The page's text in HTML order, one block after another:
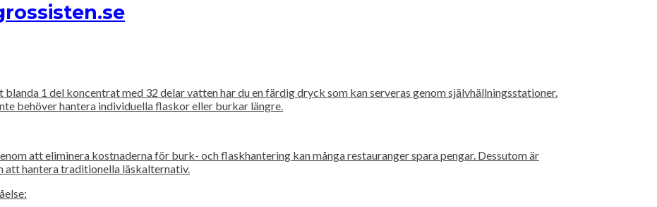
1 del koncentrat med 32 delar vatten har du en färdig dryck som kan serveras genom självhällningsstationer.
behöver hantera individuella flaskor eller burkar längre.
att eliminera kostnaderna för burk- och flaskhantering kan många restauranger spara pengar. Dessutom är
hantera traditionella läskalternativ.